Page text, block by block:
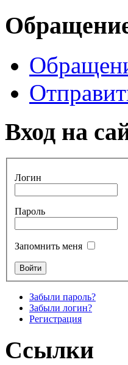
Вход на
Логин
Пароль
Запомнить меня
Забыли пароль?
Забыли логин?
Регистрация
Ссылки